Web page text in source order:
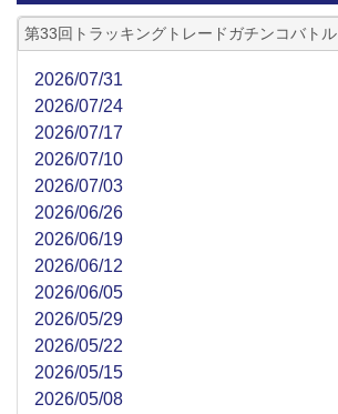
第33回トラッキングトレードガチンコバトル
2026/07/31
2026/07/24
2026/07/17
2026/07/10
2026/07/03
2026/06/26
2026/06/19
2026/06/12
2026/06/05
2026/05/29
2026/05/22
2026/05/15
2026/05/08